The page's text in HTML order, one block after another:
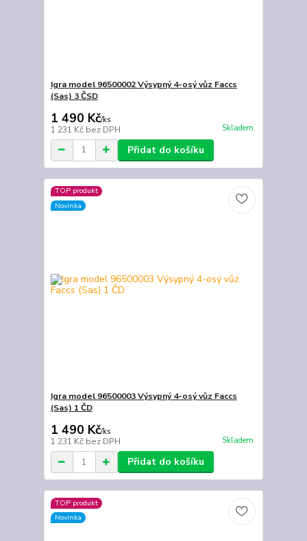
Igra model 96500002 Výsypný 4-osý vůz Faccs
(Sas) 3 ČSD
1 490 Kč/ks
1 231 Kč bez DPH Skladem
Přidat do košíku
TOP produkt
Novinka
Igra model 96500003 Výsypný 4-osý vůz Faccs
(Sas) 1 ČD
1 490 Kč/ks
1 231 Kč bez DPH Skladem
Přidat do košíku
TOP produkt
Novinka